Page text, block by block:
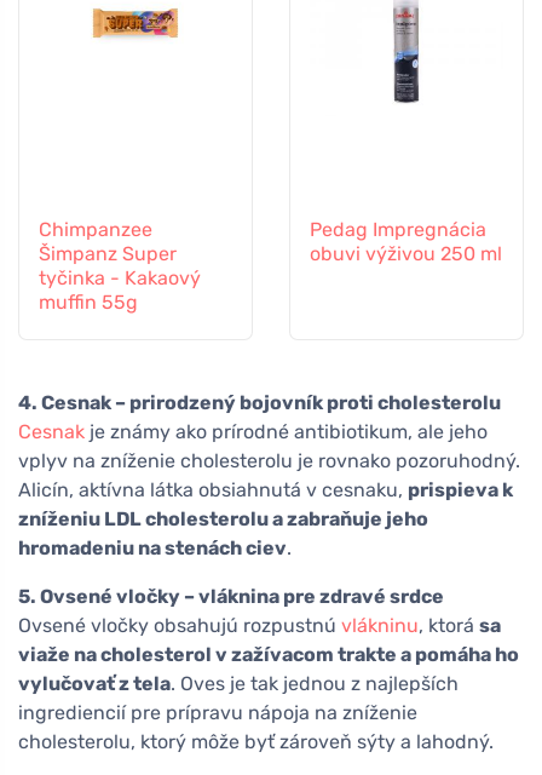
Chimpanzee
Šimpanz Super
tyčinka - Kakaový
muffin 55g
Pedag Impregnácia
obuvi výživou 250 ml
4. Cesnak – prirodzený bojovník proti cholesterolu
Cesnak je známy ako prírodné antibiotikum, ale jeho
vplyv na zníženie cholesterolu je rovnako pozoruhodný.
Alicín, aktívna látka obsiahnutá v cesnaku, prispieva k
zníženiu LDL cholesterolu a zabraňuje jeho
hromadeniu na stenách ciev.
5. Ovsené vločky – vláknina pre zdravé srdce
Ovsené vločky obsahujú rozpustnú vlákninu, ktorá sa
viaže na cholesterol v zažívacom trakte a pomáha ho
vylučovať z tela. Oves je tak jednou z najlepších
ingrediencií pre prípravu nápoja na zníženie
cholesterolu, ktorý môže byť zároveň sýty a lahodný.